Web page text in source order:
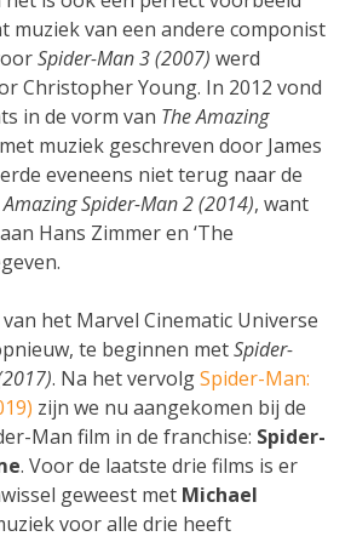
muziek van een andere componist
Spider-Man 3 (2007) werd
Christopher Young. In 2012 vond
in de vorm van The Amazing
muziek geschreven door James
eveneens niet terug naar de
Amazing Spider-Man 2 (2014), want
Hans Zimmer en ‘The
het Marvel Cinematic Universe
te beginnen metSpider-
. Na het vervolgSpider-Man:
zijn we nu aangekomen bij de
Man film in de franchise: Spider-
. Voor de laatste drie films is er
geweest met Michael
voor alle drie heeft